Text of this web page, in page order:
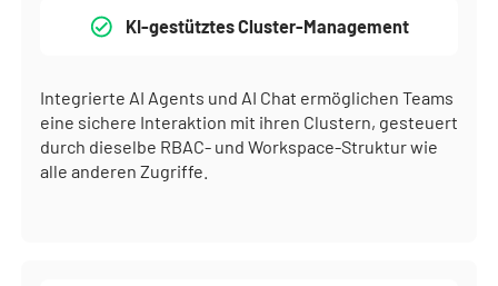
KI-gestütztes Cluster-Management
Integrierte AI Agents und AI Chat ermöglichen Teams
eine sichere Interaktion mit ihren Clustern, gesteuert
durch dieselbe RBAC- und Workspace-Struktur wie
alle anderen Zugriffe.